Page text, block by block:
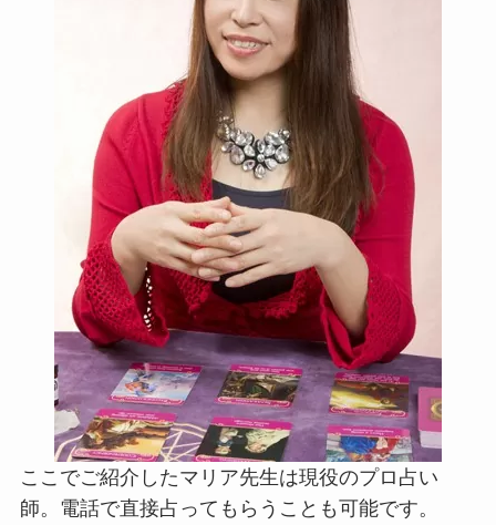
ここでご紹介したマリア先生は現役のプロ占い
師。電話で直接占ってもらうことも可能です。